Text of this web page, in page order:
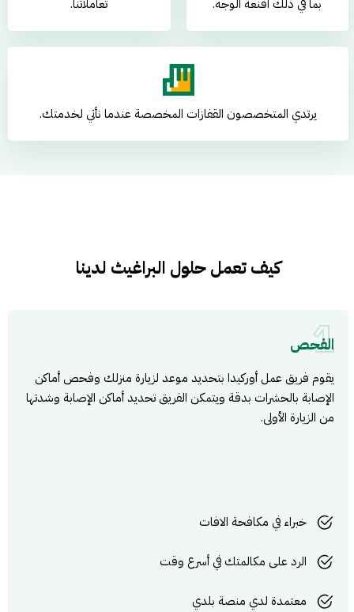
بما في ذلك اقنعة الوجه. تعاملاتنا.
يرتدي المتخصصون القفازات المخصصة عندما نأتي لخدمتك.
كيف تعمل حلول البراغيث لدينا
الفحص
1
يقوم فريق عمل أوركيدا بتحديد موعد لزيارة منزلك وفحص أماكن
الإصابة بالحشرات بدقة ويتمكن الفريق تحديد أماكن الإصابة وشدتها
من الزيارة الأولى.
خبراء في مكافحة الافات
الرد على مكالمتك في أسرع وقت
معتمدة لدي منصة بلدي